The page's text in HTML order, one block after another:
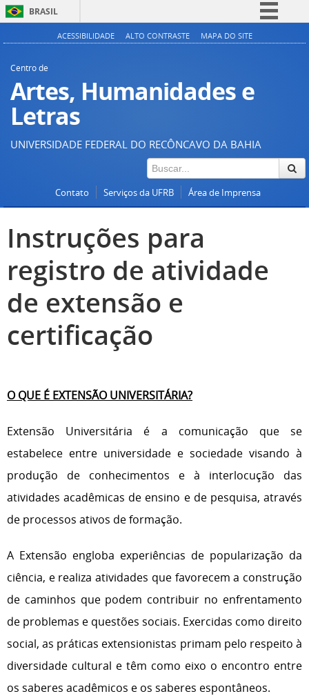
BRASIL
Simplifique!
Acesso à informação
Canais
ACESSIBILIDADE ALTO CONTRASTE MAPA DO SITE
Centro de
Artes, Humanidades e
Letras
UNIVERSIDADE FEDERAL DO RECÔNCAVO DA BAHIA
Contato Serviços da UFRB Área de Imprensa
Instruções para
registro de atividade
de extensão e
certificação
O QUE É EXTENSÃO UNIVERSITÁRIA?
Extensão Universitária é a comunicação que se
estabelece entre universidade e sociedade visando à
produção de conhecimentos e à interlocução das
atividades acadêmicas de ensino e de pesquisa, através
de processos ativos de formação.
A Extensão engloba experiências de popularização da
ciência, e realiza atividades que favorecem a construção
de caminhos que podem contribuir no enfrentamento
de problemas e questões sociais. Exercidas como direito
social, as práticas extensionistas primam pelo respeito à
diversidade cultural e têm como eixo o encontro entre
os saberes acadêmicos e os saberes espontâneos.